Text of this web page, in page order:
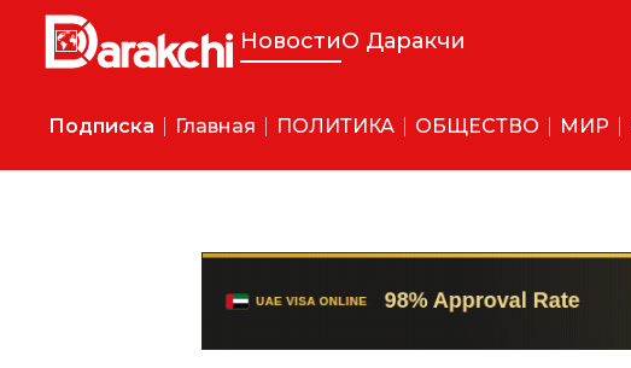
НовостиО Даракчи
Подписка Главная ПОЛИТИКА ОБЩЕСТВО МИР